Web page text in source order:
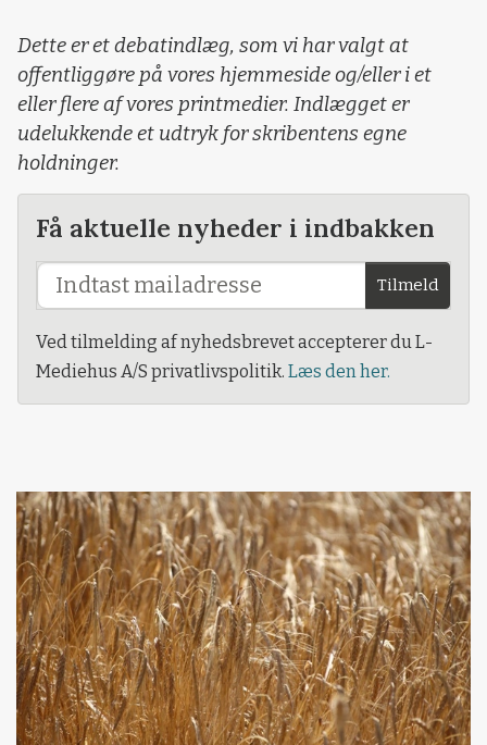
Dette er et debatindlæg, som vi har valgt at
offentliggøre på vores hjemmeside og/eller i et
eller flere af vores printmedier. Indlægget er
udelukkende et udtryk for skribentens egne
holdninger.
Få aktuelle nyheder i indbakken
Tilmeld
Ved tilmelding af nyhedsbrevet accepterer du L-
Mediehus A/S privatlivspolitik. Læs den her.